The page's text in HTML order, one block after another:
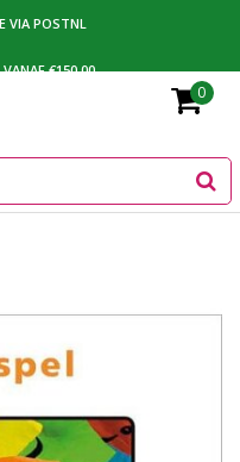
VIA POSTNL
€150,00
OF FACTUUR
0